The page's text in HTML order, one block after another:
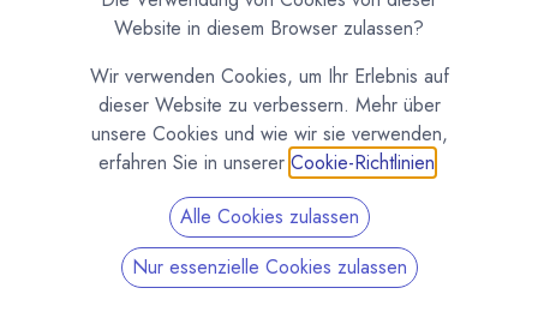
Kiki's Crunchy Flakes Himbeer
(0 Rezension)
Website in diesem Browser zulassen?
Wir verwenden Cookies, um Ihr Erlebnis auf
dieser Website zu verbessern. Mehr über
unsere Cookies und wie wir sie verwenden,
erfahren Sie in unserer Cookie-Richtlinien
Alle Cookies zulassen
Nur essenzielle Cookies zulassen